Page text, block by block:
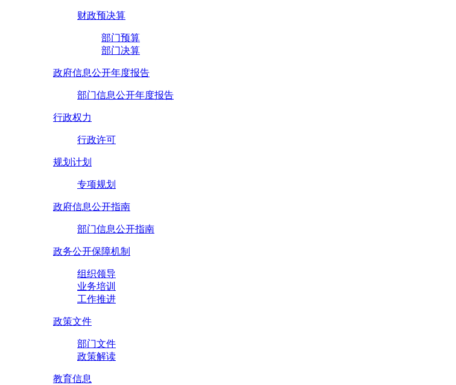
财政预决算
部门预算
部门决算
政府信息公开年度报告
部门信息公开年度报告
行政权力
行政许可
规划计划
专项规划
政府信息公开指南
部门信息公开指南
政务公开保障机制
组织领导
业务培训
工作推进
政策文件
部门文件
政策解读
教育信息